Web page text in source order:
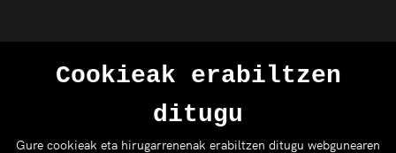
Cookieak erabiltzen
ditugu
Gure cookieak eta hirugarrenenak erabiltzen ditugu webgunearen